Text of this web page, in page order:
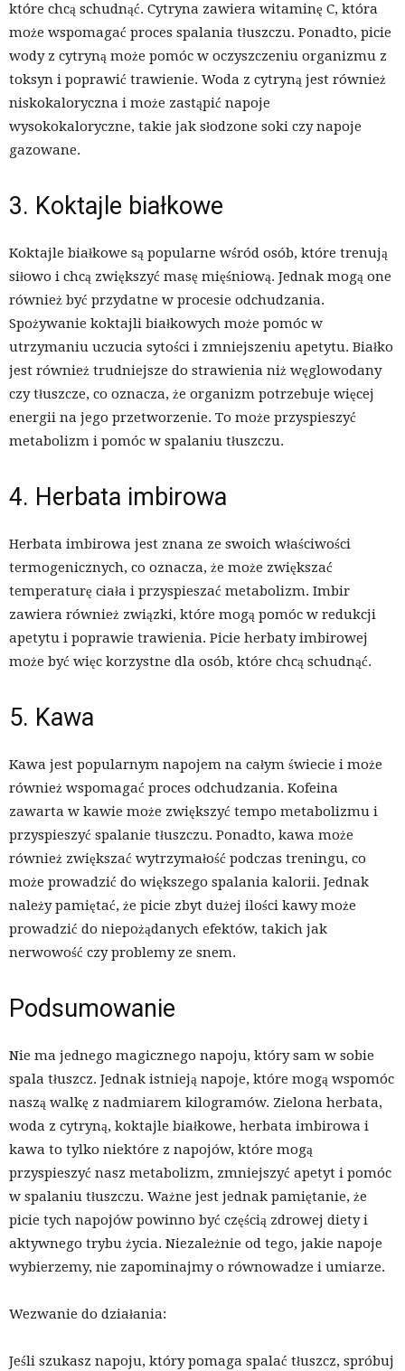
które chcą schudnąć. Cytryna zawiera witaminę C, która
może wspomagać proces spalania tłuszczu. Ponadto, picie
wody z cytryną może pomóc w oczyszczeniu organizmu z
toksyn i poprawić trawienie. Woda z cytryną jest również
niskokaloryczna i może zastąpić napoje
wysokokaloryczne, takie jak słodzone soki czy napoje
gazowane.
3. Koktajle białkowe
Koktajle białkowe są popularne wśród osób, które trenują
siłowo i chcą zwiększyć masę mięśniową. Jednak mogą one
również być przydatne w procesie odchudzania.
Spożywanie koktajli białkowych może pomóc w
utrzymaniu uczucia sytości i zmniejszeniu apetytu. Białko
jest również trudniejsze do strawienia niż węglowodany
czy tłuszcze, co oznacza, że organizm potrzebuje więcej
energii na jego przetworzenie. To może przyspieszyć
metabolizm i pomóc w spalaniu tłuszczu.
4. Herbata imbirowa
Herbata imbirowa jest znana ze swoich właściwości
termogenicznych, co oznacza, że może zwiększać
temperaturę ciała i przyspieszać metabolizm. Imbir
zawiera również związki, które mogą pomóc w redukcji
apetytu i poprawie trawienia. Picie herbaty imbirowej
może być więc korzystne dla osób, które chcą schudnąć.
5. Kawa
Kawa jest popularnym napojem na całym świecie i może
również wspomagać proces odchudzania. Kofeina
zawarta w kawie może zwiększyć tempo metabolizmu i
przyspieszyć spalanie tłuszczu. Ponadto, kawa może
również zwiększać wytrzymałość podczas treningu, co
może prowadzić do większego spalania kalorii. Jednak
należy pamiętać, że picie zbyt dużej ilości kawy może
prowadzić do niepożądanych efektów, takich jak
nerwowość czy problemy ze snem.
Podsumowanie
Nie ma jednego magicznego napoju, który sam w sobie
spala tłuszcz. Jednak istnieją napoje, które mogą wspomóc
naszą walkę z nadmiarem kilogramów. Zielona herbata,
woda z cytryną, koktajle białkowe, herbata imbirowa i
kawa to tylko niektóre z napojów, które mogą
przyspieszyć nasz metabolizm, zmniejszyć apetyt i pomóc
w spalaniu tłuszczu. Ważne jest jednak pamiętanie, że
picie tych napojów powinno być częścią zdrowej diety i
aktywnego trybu życia. Niezależnie od tego, jakie napoje
wybierzemy, nie zapominajmy o równowadze i umiarze.
Wezwanie do działania:
Jeśli szukasz napoju, który pomaga spalać tłuszcz, spróbuj